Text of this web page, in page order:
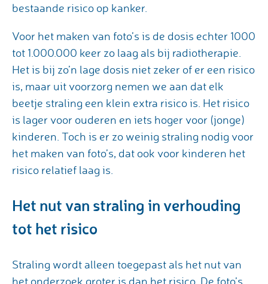
bestaande risico op kanker.
Voor het maken van foto’s is de dosis echter 1000
tot 1.000.000 keer zo laag als bij radiotherapie.
Het is bij zo’n lage dosis niet zeker of er een risico
is, maar uit voorzorg nemen we aan dat elk
beetje straling een klein extra risico is. Het risico
is lager voor ouderen en iets hoger voor (jonge)
kinderen. Toch is er zo weinig straling nodig voor
het maken van foto’s, dat ook voor kinderen het
risico relatief laag is.
Het nut van straling in verhouding
tot het risico
Straling wordt alleen toegepast als het nut van
het onderzoek groter is dan het risico. De foto’s